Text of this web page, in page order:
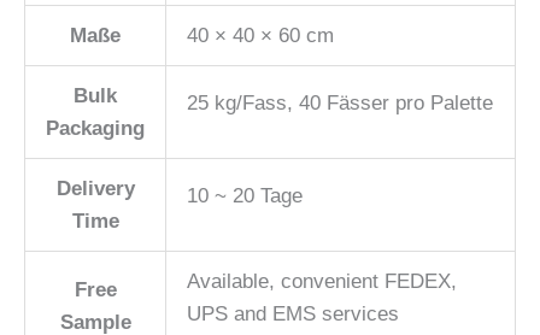
Maße 40 × 40 × 60 cm
Bulk
Packaging
25 kg/Fass, 40 Fässer pro Palette
Delivery
Time
10 ~ 20 Tage
Free
Sample
Available, convenient FEDEX,
UPS and EMS services